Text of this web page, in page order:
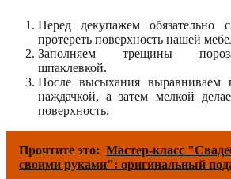
Перед декупажем обязательно
протереть поверхность нашей
Заполняем трещины
шпаклевкой.
После высыхания выравниваем
наждачкой, а затем мелкой
поверхность.
Прочтите это: Мастер-класс
своими руками": оригинальный